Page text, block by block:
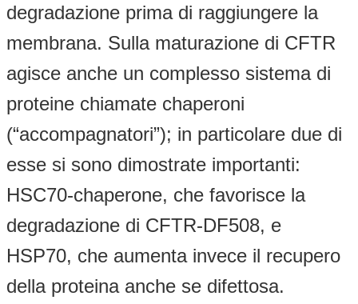
degradazione prima di raggiungere la
membrana. Sulla maturazione di CFTR
agisce anche un complesso sistema di
proteine chiamate chaperoni
(“accompagnatori”); in particolare due di
esse si sono dimostrate importanti:
HSC70-chaperone, che favorisce la
degradazione di CFTR-DF508, e
HSP70, che aumenta invece il recupero
della proteina anche se difettosa.